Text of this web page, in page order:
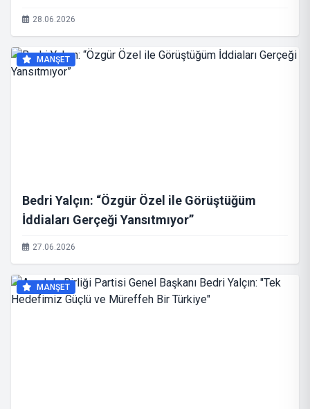
28.06.2026
MANŞET
Bedri Yalçın: “Özgür Özel ile Görüştüğüm
İddiaları Gerçeği Yansıtmıyor”
27.06.2026
MANŞET